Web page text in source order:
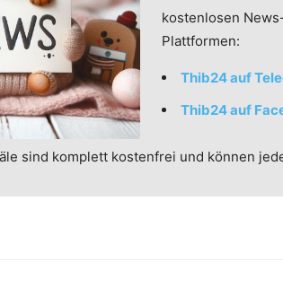
kostenlosen
Plattformen:
Thib24 auf
Thib24 auf
sind komplett kostenfrei und können